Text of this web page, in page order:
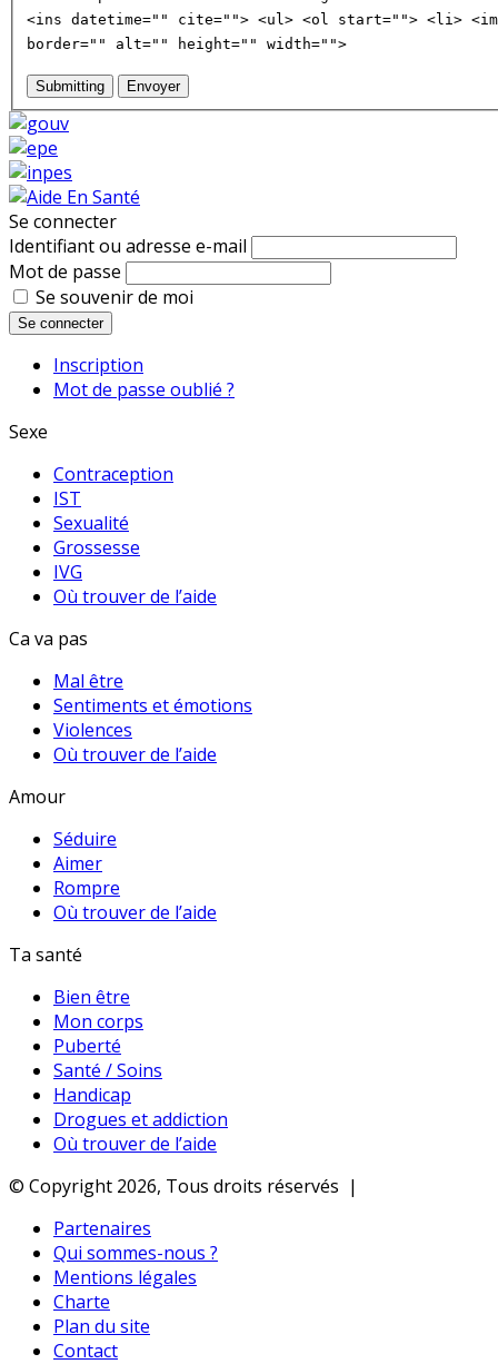
<ins datetime="" cite=""> <ul> <ol start=""> <li>
border="" alt="" height="" width="">
Submitting Envoyer
Se connecter
Identifiant ou adresse e-mail
Mot de passe
Se souvenir de moi
Se connecter
Inscription
Mot de passe oublié ?
Sexe
Contraception
IST
Sexualité
Grossesse
IVG
Où trouver de l’aide
Ca va pas
Mal être
Sentiments et émotions
Violences
Où trouver de l’aide
Amour
Séduire
Aimer
Rompre
Où trouver de l’aide
Ta santé
Bien être
Mon corps
Puberté
Santé / Soins
Handicap
Drogues et addiction
Où trouver de l’aide
© Copyright 2026, Tous droits réservés |
Partenaires
Qui sommes-nous ?
Mentions légales
Charte
Plan du site
Contact